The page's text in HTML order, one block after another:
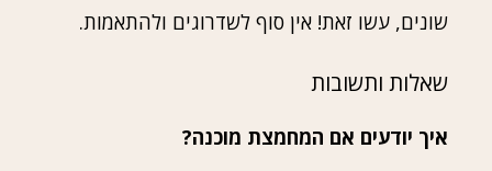
שונים, עשו זאת! אין סוף לשדרוגים ולהתאמות.
שאלות ותשובות
איך יודעים אם המחמצת מוכנה?